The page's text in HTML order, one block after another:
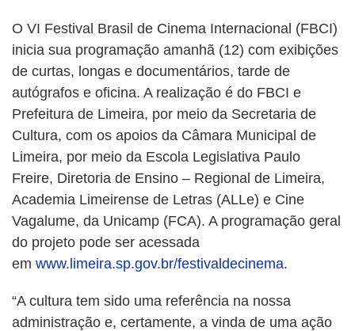
O VI Festival Brasil de Cinema Internacional (FBCI)
inicia sua programação amanhã (12) com exibições
de curtas, longas e documentários, tarde de
autógrafos e oficina. A realização é do FBCI e
Prefeitura de Limeira, por meio da Secretaria de
Cultura, com os apoios da Câmara Municipal de
Limeira, por meio da Escola Legislativa Paulo
Freire, Diretoria de Ensino – Regional de Limeira,
Academia Limeirense de Letras (ALLe) e Cine
Vagalume, da Unicamp (FCA). A programação geral
do projeto pode ser acessada
em www.limeira.sp.gov.br/festivaldecinema.
“A cultura tem sido uma referência na nossa
administração e, certamente, a vinda de uma ação